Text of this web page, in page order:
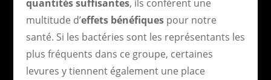
quantités suffisantes, ils confèrent une
multitude d’effets bénéfiquespour notre
santé. Si les bactéries sont les représentants les
plus fréquents dans ce groupe, certaines
levures y tiennent également une place